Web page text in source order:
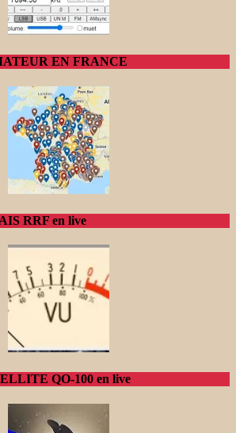
EN FRANCE
RRF en live
QO-100 en live